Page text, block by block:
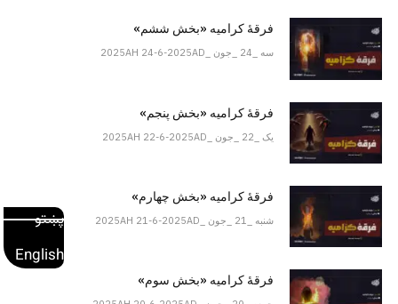
فرقهٔ کرامیه «بخش ششم»
سه _24 _جون _2025AH 24-6-2025AD
فرقهٔ کرامیه «بخش پنجم»
یک _22 _جون _2025AH 22-6-2025AD
فرقهٔ کرامیه «بخش چهارم»
شنبه _21 _جون _2025AH 21-6-2025AD
فرقۀ کرامیه «بخش سوم»
پښتو
English